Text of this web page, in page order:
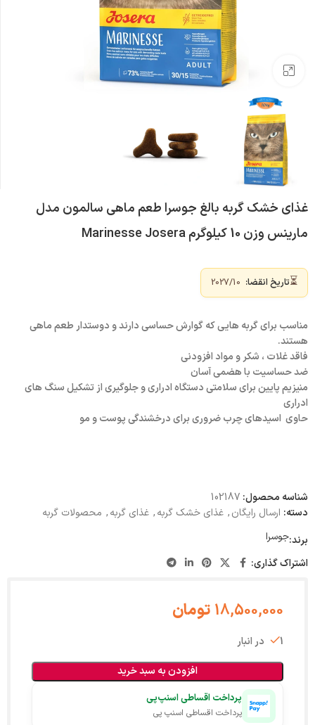
بزرگنمایی تصویر
غذای خشک گربه بالغ جوسرا طعم ماهی سالمون مدل
مارینس وزن 10 کیلوگرم Marinesse Josera
⏳تاریخ انقضا:
مناسب برای گربه هایی که گوارش حساسی دارند و دوستدار طعم ماهی
هستند.
فاقد غلات ، شکر و مواد افزودنی
ضد حساسیت با هضمی آسان
منیزیم پایین برای سلامتی دستگاه ادراری و جلوگیری از تشکیل سنگ های
ادراری
حاوی اسیدهای چرب ضروری برای درخشندگی پوست و مو
شناسه محصول: 102187
دسته: ارسال رایگان, غذای خشک گربه, غذای گربه, محصولات گربه
برند:جوسرا
اشتراک گذاری:
18,500,000 تومان
1 در انبار
افزودن به سبد خرید
پرداخت اقساطی اسنپ‌پی
پرداخت اقساطی اسنپ پی